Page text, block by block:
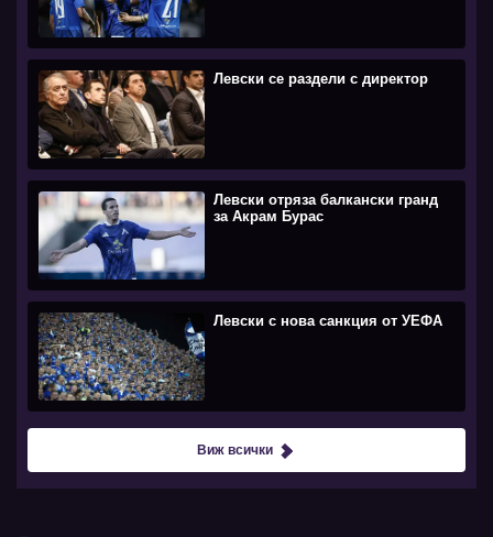
Левски се раздели с директор
Левски отряза балкански гранд
за Акрам Бурас
Левски с нова санкция от УЕФА
Виж всички